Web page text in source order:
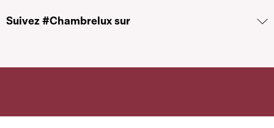
Suivez #Chambrelux sur